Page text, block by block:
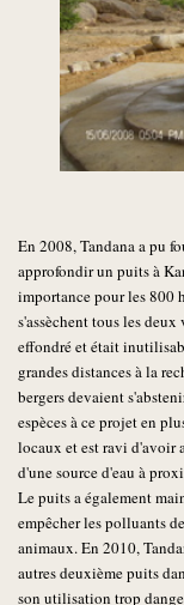
En 2008, Tandana a pu
approfondir un puits à
importance pour les 800
s'assèchent tous les
effondré et était
grandes distances à la
bergers devaient
espèces à ce projet en
locaux et est ravi d'avoir
d'une source d'eau à
Le puits a également
empêcher les polluants
animaux. En 2010,
autres deuxième puits
son utilisation trop